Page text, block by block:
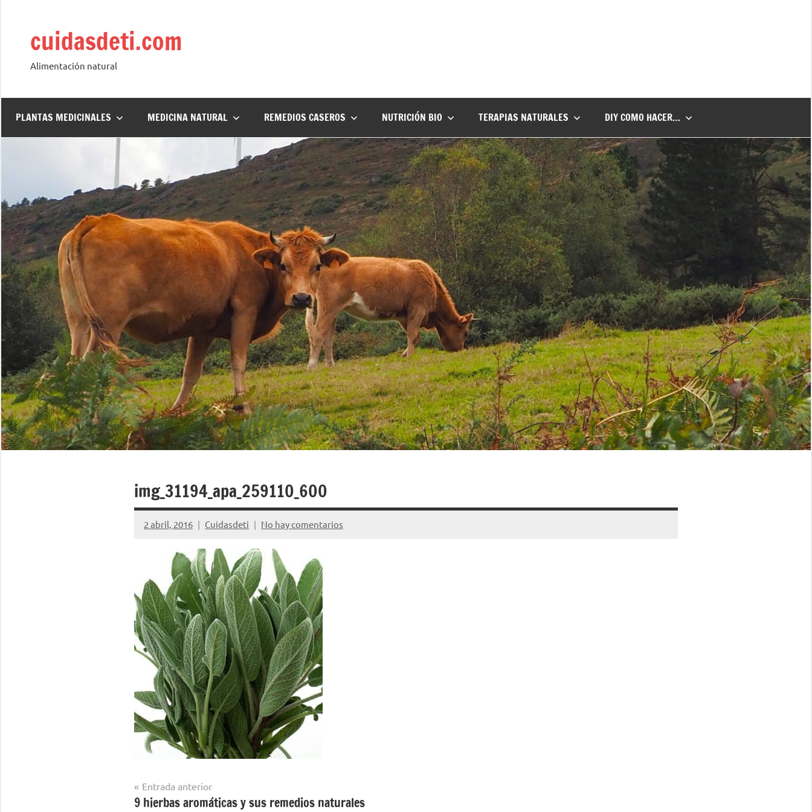
contenidocuidasdeti.com
Alimentación natural
PLANTAS MEDICINALES MEDICINA NATURAL REMEDIOS CASEROS NUTRICIÓN BIO TERAPIAS NATURALES DIY COMO HACER…
img_31194_apa_259110_600
2 abril, 2016 Cuidasdeti No hay comentarios
Navegación
de
Entrada anterior
9 hierbas aromáticas y sus remedios naturales